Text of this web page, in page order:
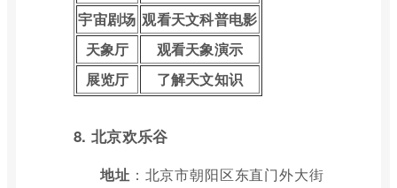
宇宙剧场 观看天文科普电影
天象厅
观看天象演示
展览厅
了解天文知识
8. 北京欢乐谷
地址 ：北京市朝阳区东直门外大街